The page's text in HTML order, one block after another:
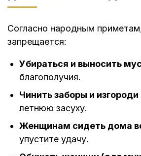
Согласно народным
запрещается:
Убираться и выносить
благополучия.
Чинить заборы и изгороди
летнюю засуху.
Женщинам сидеть дома
упустите удачу.